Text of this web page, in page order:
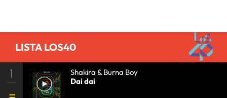
COMUNICACIÓN•COMUNICACIÓN•
LISTA LOS40
1
Shakira & Burna Boy
Dai dai